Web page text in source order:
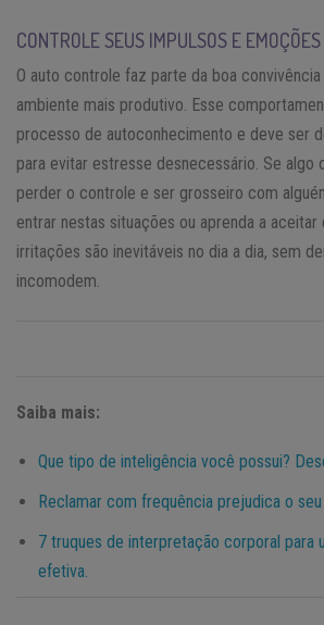
CONTROLE SEUS IMPULSOS E EMOÇÕES
O auto controle faz parte da boa convivência
ambiente mais produtivo. Esse
processo de autoconhecimento e deve ser
para evitar estresse desnecessário. Se algo
perder o controle e ser grosseiro com
entrar nestas situações ou aprenda a aceitar
irritações são inevitáveis no dia a dia, sem
incomodem.
Saiba mais:
Que tipo de inteligência você possui?
Reclamar com frequência prejudica o
7 truques de interpretação corporal para
efetiva.